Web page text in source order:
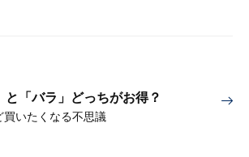
と「バラ」どっちがお得？
いたくなる不思議